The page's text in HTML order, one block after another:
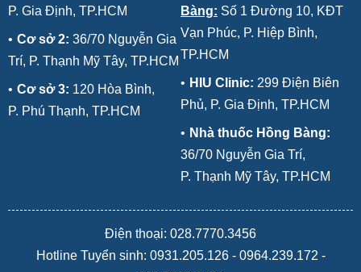
P. Gia Định, TP.HCM
• Cơ sở 2: 36/70 Nguyễn Gia
Trí, P. Thạnh Mỹ Tây, TP.HCM
• Cơ sở 3: 120 Hòa Bình,
P. Phú Thạnh, TP.HCM
Bàng: Số 1 Đường 10, KĐT
Vạn Phúc, P. Hiệp Bình,
TP.HCM
• HIU Clinic: 299 Điện Biên
Phủ, P. Gia Định, TP.HCM
• Nhà thuốc Hồng Bàng:
36/70 Nguyễn Gia Trí,
P. Thạnh Mỹ Tây, TP.HCM
Điện thoại: 028.7770.3456
Hotline Tuyển sinh: 0931.205.126- 0964.239.172 -